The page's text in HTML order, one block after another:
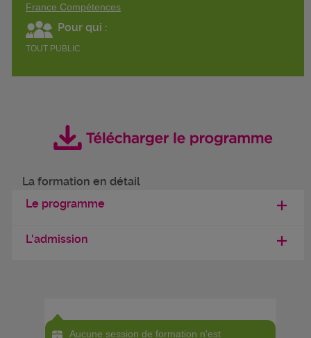
France Compétences
Pour qui :
TOUT PUBLIC
La formation en détail
Le programme
L'admission
Aucune session de formation n'est